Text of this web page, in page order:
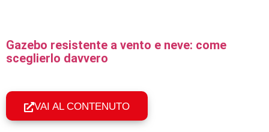
Gazebo resistente a vento e neve: come
sceglierlo davvero
VAI AL CONTENUTO